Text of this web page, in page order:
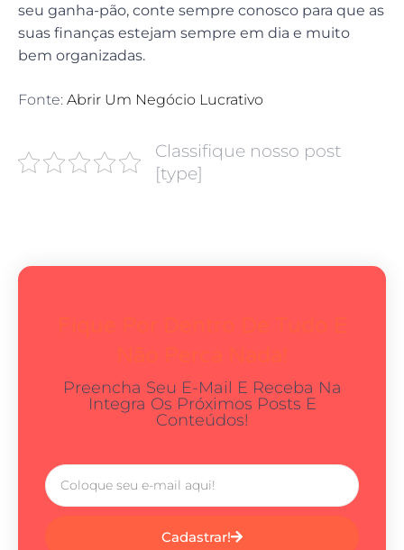
seu ganha-pão, conte sempre conosco para que as
suas finanças estejam sempre em dia e muito
bem organizadas.
Fonte: Abrir Um Negócio Lucrativo
Classifique nosso post
[type]
Preencha Seu E-Mail E Receba Na
Integra Os Próximos Posts E
Conteúdos!
Cadastrar!